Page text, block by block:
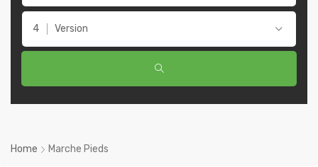
Version
Home Marche Pieds